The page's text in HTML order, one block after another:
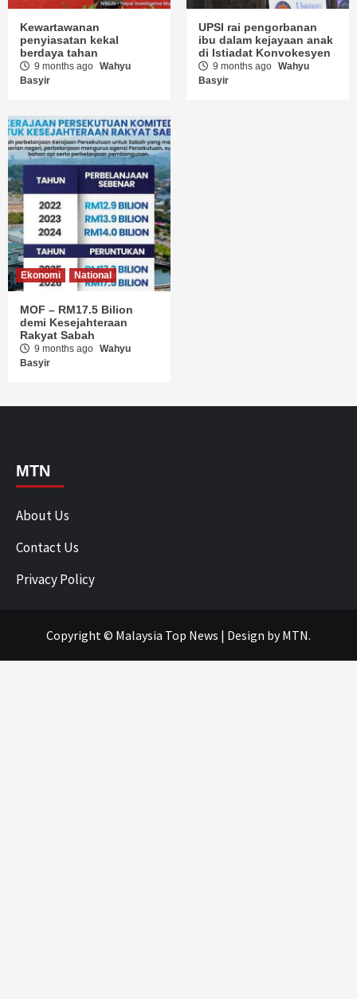
Kewartawanan
penyiasatan kekal
berdaya tahan
9 months ago Wahyu
Basyir
UPSI rai pengorbanan
ibu dalam kejayaan anak
di Istiadat Konvokesyen
9 months ago Wahyu
Basyir
Ekonomi National
MOF – RM17.5 Bilion
demi Kesejahteraan
Rakyat Sabah
9 months ago Wahyu
Basyir
MTN
About Us
Contact Us
Privacy Policy
Copyright © Malaysia Top News | Design by MTN.